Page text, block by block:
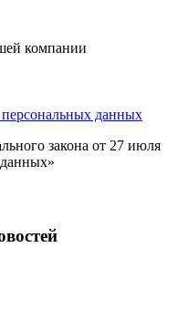
компании
персональных данных
закона от 27 июля